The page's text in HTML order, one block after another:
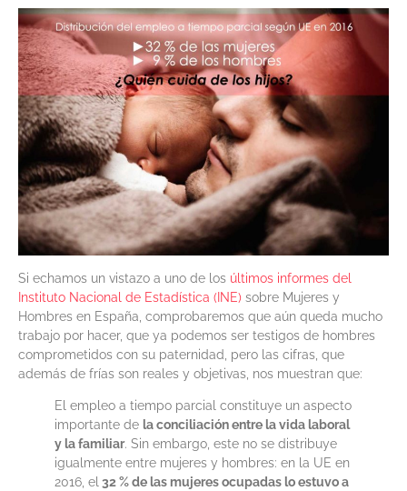
Si echamos un vistazo a uno de los últimos informes del
Instituto Nacional de Estadística (INE) sobre Mujeres y
Hombres en España, comprobaremos que aún queda mucho
trabajo por hacer, que ya podemos ser testigos de hombres
comprometidos con su paternidad, pero las cifras, que
además de frías son reales y objetivas, nos muestran que:
El empleo a tiempo parcial constituye un aspecto
importante de la conciliación entre la vida laboral
y la familiar. Sin embargo, este no se distribuye
igualmente entre mujeres y hombres: en la UE en
2016, el 32 % de las mujeres ocupadas lo estuvo a